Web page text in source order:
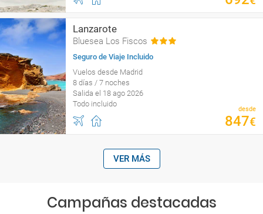
Lanzarote
Bluesea Los Fiscos
Seguro de Viaje Incluido
Vuelos desde Madrid
8 días / 7 noches
Salida el 18 ago 2026
Todo incluido
desde
847€
VER MÁS
Campañas destacadas